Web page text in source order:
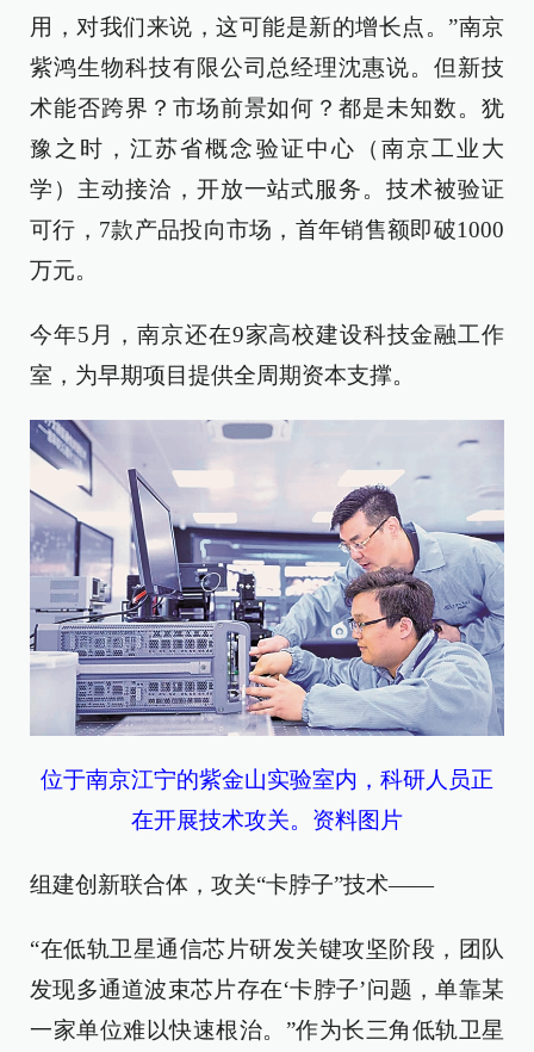
用，对我们来说，这可能是新的增长点。”南京
紫鸿生物科技有限公司总经理沈惠说。但新技
术能否跨界？市场前景如何？都是未知数。犹
豫之时，江苏省概念验证中心（南京工业大
学）主动接洽，开放一站式服务。技术被验证
可行，7款产品投向市场，首年销售额即破1000
万元。
今年5月，南京还在9家高校建设科技金融工作
室，为早期项目提供全周期资本支撑。
位于南京江宁的紫金山实验室内，科研人员正
在开展技术攻关。资料图片
组建创新联合体，攻关“卡脖子”技术——
“在低轨卫星通信芯片研发关键攻坚阶段，团队
发现多通道波束芯片存在‘卡脖子’问题，单靠某
一家单位难以快速根治。”作为长三角低轨卫星